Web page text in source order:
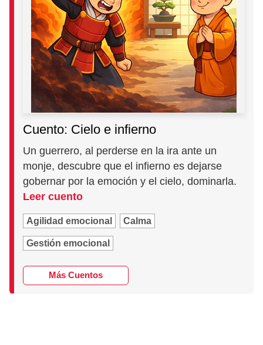
Cuento: Cielo e infierno
Un guerrero, al perderse en la ira ante un
monje, descubre que el infierno es dejarse
gobernar por la emoción y el cielo, dominarla.
Leer cuento
Agilidad emocional Calma
Gestión emocional
Más Cuentos